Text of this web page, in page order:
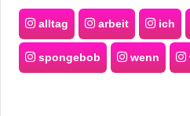
alltag arbeit ich
spongebob wenn